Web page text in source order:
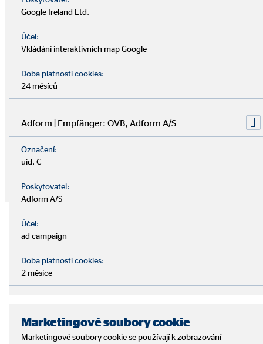
akceleraci. U stavební spořitelny jako první partnerské
společnosti však měla OVB v nabídce pouze jeden
produkt. To se mělo ale rychle změnit.
Google Ireland Ltd.
Účel:
Vkládání interaktivních map Google
Doba platnosti cookies:
24 měsíců
Adform | Empfänger: OVB, Adform A/S
Označení:
uid, C
Poskytovatel:
Adform A/S
Účel:
ad campaign
Doba platnosti cookies:
2 měsíce
Marketingové soubory cookie
Marketingové soubory cookie se používají k zobrazování